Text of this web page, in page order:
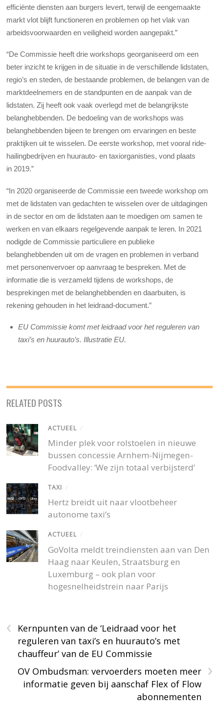
efficiënte diensten aan burgers levert, terwijl de eengemaakte
markt vlot blijft functioneren en problemen op het vlak van
arbeidsvoorwaarden en veiligheid worden aangepakt.”
“De Commissie heeft drie workshops georganiseerd om een
beter inzicht te krijgen in de situatie in de verschillende lidstaten,
regio’s en steden, de bestaande problemen, de belangen van de
marktdeelnemers en de standpunten en de aanpak van de
lidstaten. Zij heeft ook vaak overlegd met de belangrijkste
belanghebbenden. De bedoeling van de workshops was
belanghebbenden bijeen te brengen om ervaringen en beste
praktijken uit te wisselen. De eerste workshop, met vooral ride-
hailingbedrijven en huurauto- en taxiorganisties, vond plaats
in 2019.”
“In 2020 organiseerde de Commissie een tweede workshop om
met de lidstaten van gedachten te wisselen over de uitdagingen
in de sector en om de lidstaten aan te moedigen om samen te
werken en van elkaars regelgevende aanpak te leren. In 2021
nodigde de Commissie particuliere en publieke
belanghebbenden uit om de vragen en problemen in verband
met personenvervoer op aanvraag te bespreken. Met de
informatie die is verzameld tijdens de workshops, de
besprekingen met de belanghebbenden en daarbuiten, is
rekening gehouden in het leidraad-document.”
EU Commissie komt met leidraad voor het reguleren van
taxi’s en huurauto’s. Illustratie EU.
RELATED POSTS
ACTUEEL /
Minder plek voor rolstoelen in nieuwe
bussen concessie Arnhem-Nijmegen-
Foodvalley: ‘We zijn totaal verbijsterd’
TAXI /
Hertz breidt uit naar vlootbeheer
autonome taxi’s
ACTUEEL /
GoVolta meldt treindiensten aan van Den
Haag naar Keulen, Straatsburg en
Luxemburg – ook plan voor
hogesnelheidstrein naar Parijs
‹
Kernpunten van de ‘Leidraad voor het
reguleren van taxi’s en huurauto’s met
chauffeur’ van de EU Commissie
›
OV Ombudsman: vervoerders moeten meer
informatie geven bij aanschaf Flex of Flow
abonnementen